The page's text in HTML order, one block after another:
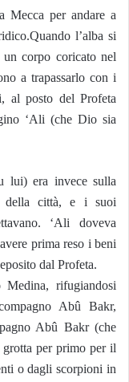
Mecca per andare a
Quando l’alba si
corpo coricato nel
a trapassarlo con i
al posto del Profeta
‘Ali (che Dio sia
lui) era invece sulla
della città, e i suoi
‘Ali doveva
prima reso i beni
dal Profeta.
Medina, rifugiandosi
Abû Bakr,
Abû Bakr (che
per primo per il
o dagli scorpioni in